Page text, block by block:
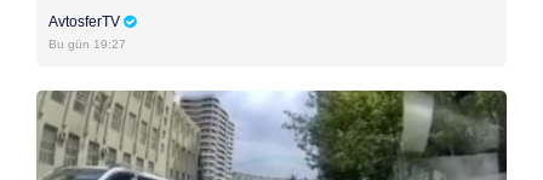
AvtosferTV
Bu gün 19:27